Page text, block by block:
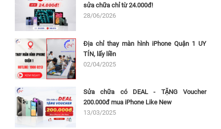
sửa chữa chỉ từ 24.000đ!
28/06/2026
Địa chỉ thay màn hình iPhone Quận 1 UY
TÍN, lấy liền
02/04/2025
Sửa chữa có DEAL - TẶNG Voucher
200.000đ mua iPhone Like New
13/03/2025